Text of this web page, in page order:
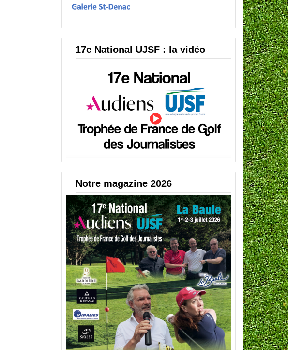
17e National UJSF : la vidéo
Notre magazine 2026